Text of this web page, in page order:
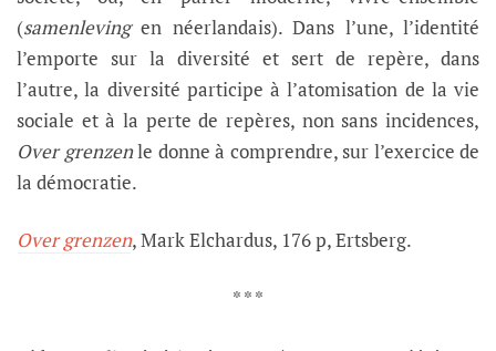
(samenlevingen néerlandais). Dans l’une, l’identité
l’emporte sur la diversité et sert de repère, dans
l’autre, la diversité participe à l’atomisation de la vie
sociale et à la perte de repères, non sans incidences,
Over grenzenle donne à comprendre, sur l’exercice de
la démocratie.
Over grenzen, Mark Elchardus, 176 p, Ertsberg.
* * *